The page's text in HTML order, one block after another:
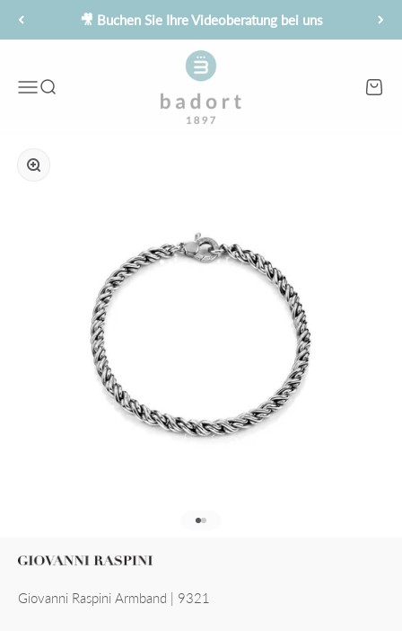
Zum Inhalt springen
🎥 Buchen Sie Ihre Videoberatung bei uns
MenüSuche
Juwelier Badort
Bild vergrößern
Giovanni Raspini Armband | 9321